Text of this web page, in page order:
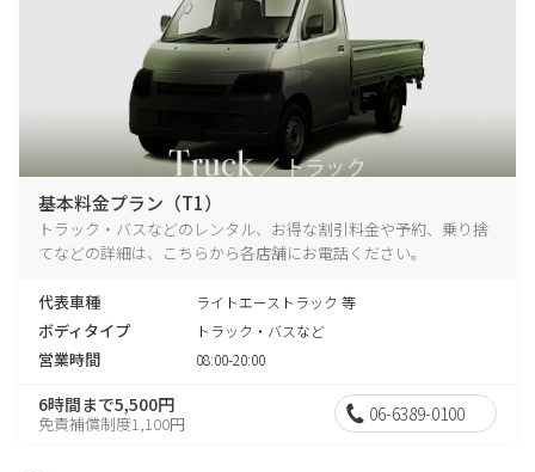
基本料金プラン（T1）
トラック・バスなどのレンタル、お得な割引料金や予約、乗り捨
てなどの詳細は、こちらから各店舗にお電話ください。
代表車種 ライトエーストラック 等
ボディタイプ トラック・バスなど
営業時間 08:00-20:00
6時間まで5,500円
免責補償制度1,100円 06-6389-0100